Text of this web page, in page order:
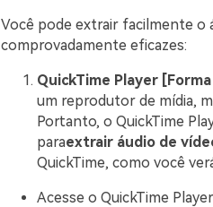
Você pode extrair facilmente o
comprovadamente eficazes:
QuickTime Player
um reprodutor de mídia,
Portanto, o QuickTime
paraextrair áudio de
QuickTime, como você
Acesse o QuickTime